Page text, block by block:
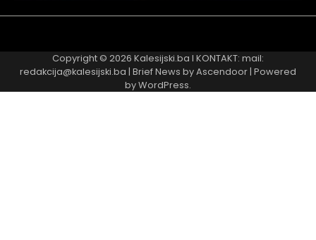
Copyright © 2026 Kalesijski.ba I KONTAKT: mail:
redakcija@kalesijski.ba | Brief News byAscendoor| Powered
byWordPress.